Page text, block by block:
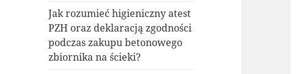
Jak rozumieć higieniczny atest
PZH oraz deklaracją zgodności
podczas zakupu betonowego
zbiornika na ścieki?